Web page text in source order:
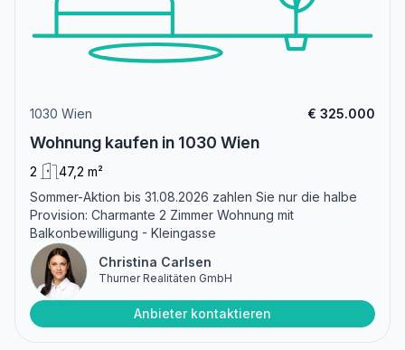
1030 Wien € 325.000
Wohnung kaufen in 1030 Wien
2
47,2 m²
Sommer-Aktion bis 31.08.2026 zahlen Sie nur die halbe
Provision: Charmante 2 Zimmer Wohnung mit
Balkonbewilligung - Kleingasse
Christina Carlsen
Thurner Realitäten GmbH
Anbieter kontaktieren